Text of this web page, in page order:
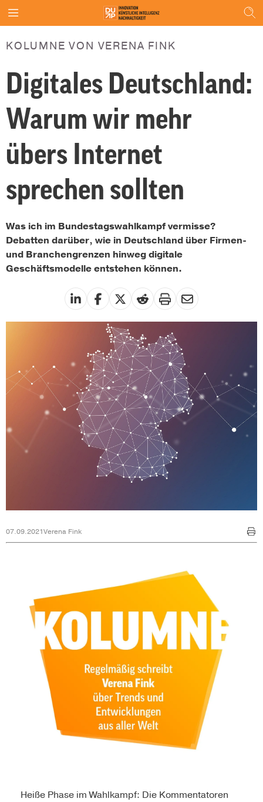
KOLUMNE VON VERENA FINK
Digitales Deutschland:
Warum wir mehr
übers Internet
sprechen sollten
Was ich im Bundestagswahlkampf vermisse?
Debatten darüber, wie in Deutschland über Firmen-
und Branchengrenzen hinweg digitale
Geschäftsmodelle entstehen können.
07.09.2021Verena Fink
Heiße Phase im Wahlkampf: Die Kommentatoren